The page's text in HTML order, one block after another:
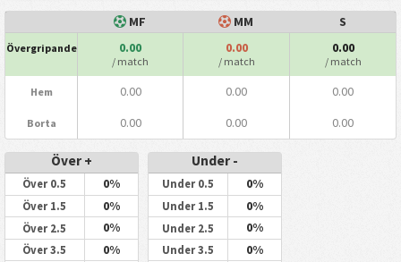
MF MM S
Övergripande 0.00
/ match
0.00
/ match
0.00
/ match
Hem 0.00 0.00 0.00
Borta 0.00 0.00 0.00
Över +
Över 0.5 0%
Över 1.5 0%
Över 2.5 0%
Över 3.5 0%
Under -
Under 0.5 0%
Under 1.5 0%
Under 2.5 0%
Under 3.5 0%